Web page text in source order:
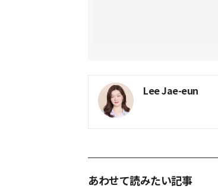
Lee Jae-eun
あわせて読みたい記事